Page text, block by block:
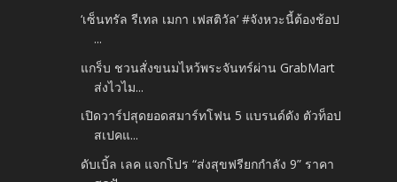
‘เซ็นทรัล รีเทล เมกา เฟสติวัล’ #จังหวะนี้ต้องช้อป
...
แกร็บ ชวนสั่งขนมไหว้พระจันทร์ผ่าน GrabMart
ส่งไวไม...
เปิดวาร์ปสุดยอดสมาร์ทโฟน 5 แบรนด์ดัง ตัวท็อป
สเปคแ...
ดับเบิ้ล เลค แจกโปร “ส่งสุขฟรียกกำลัง 9” ราคา